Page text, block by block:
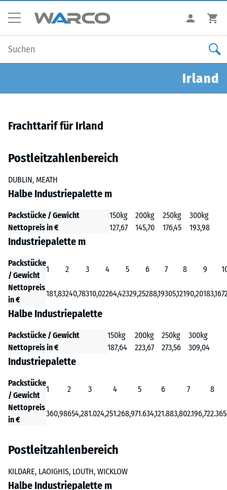
Irland
Frachttarif für Irland
Postleitzahlenbereich
DUBLIN, MEATH
Halbe Industriepalette m
Packstücke / Gewicht 150kg 200kg 250kg
300kg
Nettopreis in €
127,67 145,70 176,45 193,98
Industriepalette m
Packstücke
/ Gewicht
1 2 3 4 5 6 7 8 9
Nettopreis
in €
181,83240,78310,02264,42329,25288,19305,12190,20183,16
Halbe Industriepalette
Packstücke / Gewicht 150kg 200kg 250kg
300kg
Nettopreis in €
187,64 223,67 273,56 309,04
Industriepalette
Packstücke
/ Gewicht
1 2 3 4 5 6 7
8
Nettopreis
in €
360,98654,281.024,251.268,971.634,121.883,802.196,72
Postleitzahlenbereich
KILDARE, LAOIGHIS, LOUTH, WICKLOW
Halbe Industriepalette m